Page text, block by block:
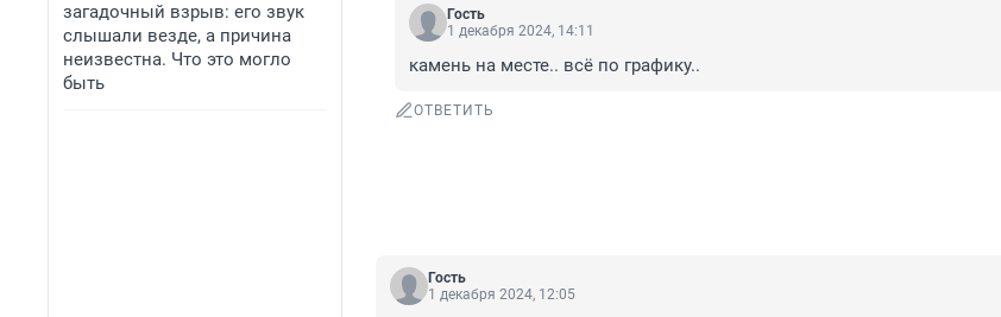
загадочный взрыв: его звук
слышали везде, а причина
неизвестна. Что это могло
быть
Гость
1 декабря 2024, 14:11
камень на месте.. всё по графику..
ОТВЕТИТЬ
Гость
1 декабря 2024, 12:05